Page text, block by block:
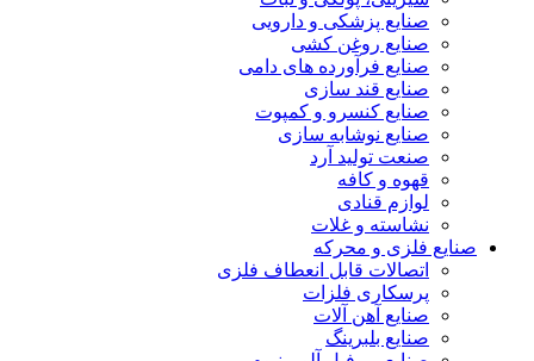
صنایع پزشکی و دارویی
صنایع روغن کشی
صنایع فرآورده های دامی
صنایع قند سازی
صنایع کنسرو و کمپوت
صنایع نوشابه سازی
صنعت تولید آرد
قهوه و کافه
لوازم قنادی
نشاسته و غلات
صنایع فلزی و محرکه
اتصالات قابل انعطاف فلزی
پرسکاری فلزات
صنایع آهن آلات
صنایع بلبرینگ